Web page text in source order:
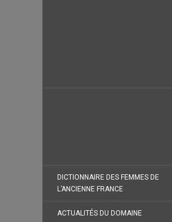
DICTIONNAIRE DES FEMMES DE
L’ANCIENNE FRANCE
ACTUALITÉS DU DOMAINE